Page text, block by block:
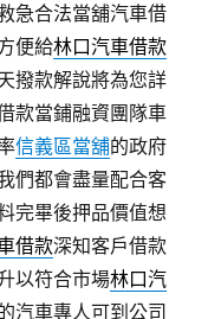
急合法當舖汽車借
便給林口汽車借款
撥款解說將為您詳
款當鋪融資團隊車
信義區當舖的政府
們都會盡量配合客
完畢後押品價值想
借款深知客戶借款
以符合市場林口汽
汽車專人可到公司